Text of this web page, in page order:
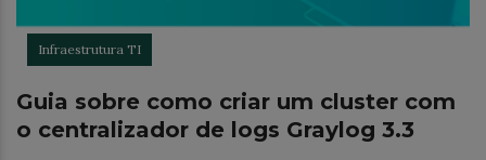
Infraestrutura TI
Guia sobre como criar um cluster com
o centralizador de logs Graylog 3.3